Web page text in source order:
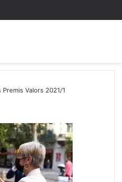
Premis Valors 2021/1